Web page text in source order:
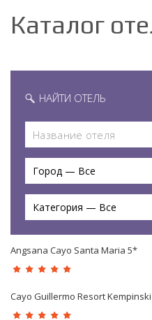
Каталог
НАЙТИ ОТЕЛЬ
Город — Все
Категория — Все
Angsana Cayo Santa Maria 5*
Cayo Guillermo Resort